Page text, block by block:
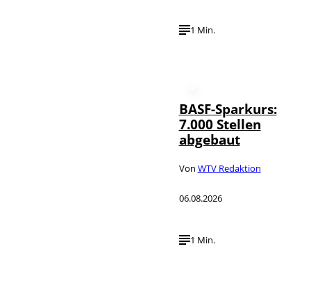
1 Min.
BASF-Sparkurs:
7.000 Stellen
abgebaut
Von WTV Redaktion
06.08.2026
1 Min.